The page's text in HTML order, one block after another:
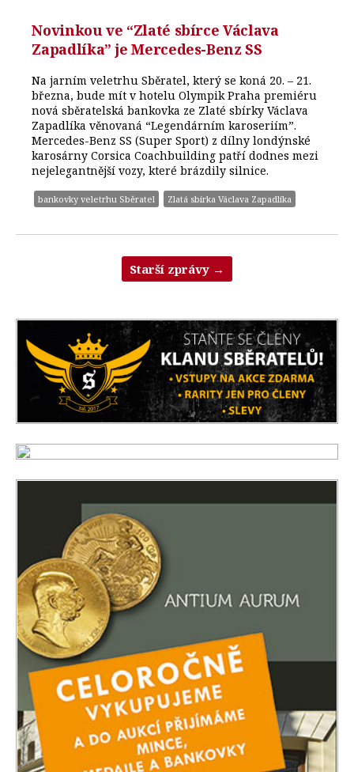
Novinkou ve “Zlaté sbírce Václava
Zapadlíka” je Mercedes-Benz SS
Na jarním veletrhu Sběratel, který se koná 20. – 21.
března, bude mít v hotelu Olympik Praha premiéru
nová sběratelská bankovka ze Zlaté sbírky Václava
Zapadlíka věnovaná “Legendárním karoseriím”.
Mercedes-Benz SS (Super Sport) z dílny londýnské
karosárny Corsica Coachbuilding patří dodnes mezi
nejelegantnější vozy, které brázdily silnice.
bankovky veletrhu Sběratel Zlatá sbírka Václava Zapadlíka
Starší zprávy →